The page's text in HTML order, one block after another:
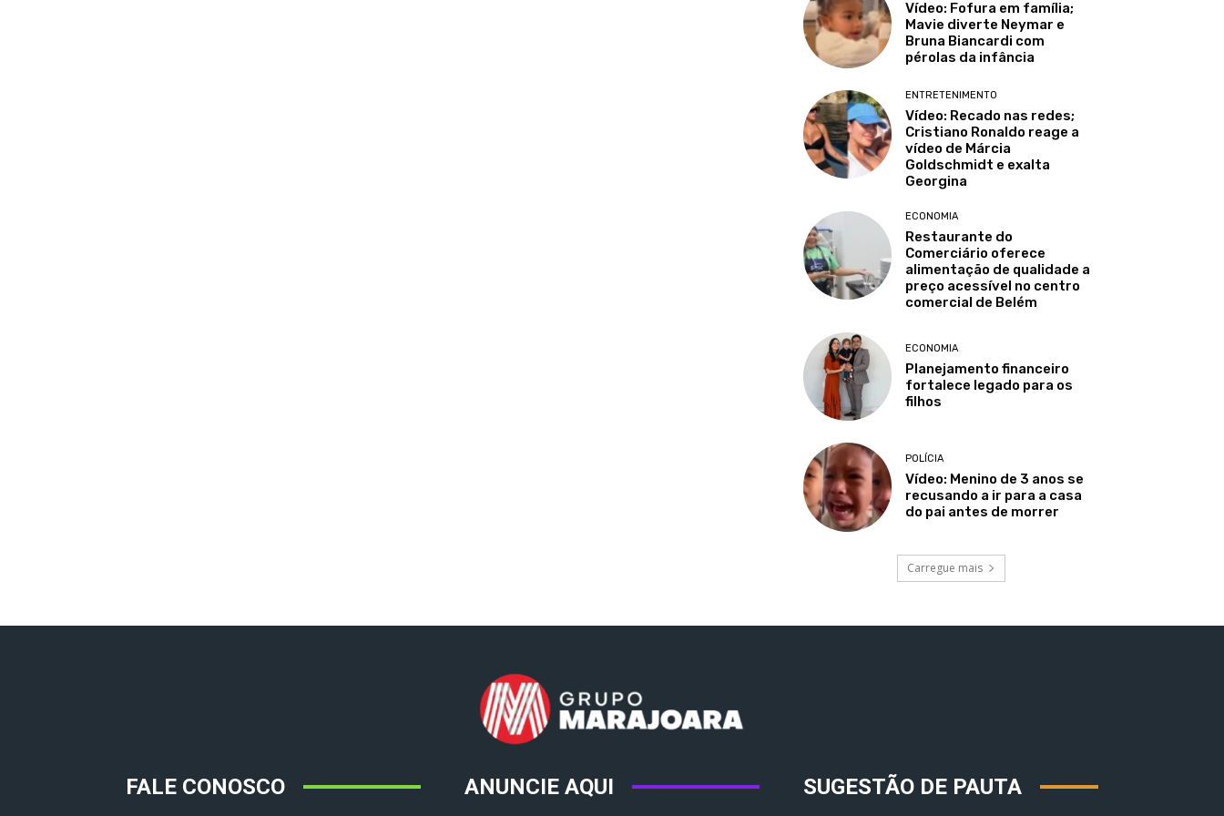
Vídeo: Fofura em família;
Mavie diverte Neymar e
Bruna Biancardi com
pérolas da infância
ENTRETENIMENTO
Vídeo: Recado nas redes;
Cristiano Ronaldo reage a
vídeo de Márcia
Goldschmidt e exalta
Georgina
ECONOMIA
Restaurante do
Comerciário oferece
alimentação de qualidade a
preço acessível no centro
comercial de Belém
ECONOMIA
Planejamento financeiro
fortalece legado para os
filhos
POLÍCIA
Vídeo: Menino de 3 anos se
recusando a ir para a casa
do pai antes de morrer
Carregue mais
FALE CONOSCO ANUNCIE AQUI SUGESTÃO DE PAUTA